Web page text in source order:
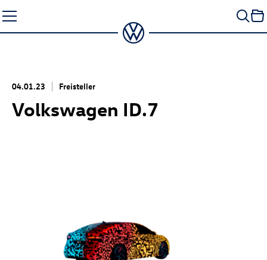
Seiteninhalt
springen
04.01.23 Freisteller
Volkswagen ID.7